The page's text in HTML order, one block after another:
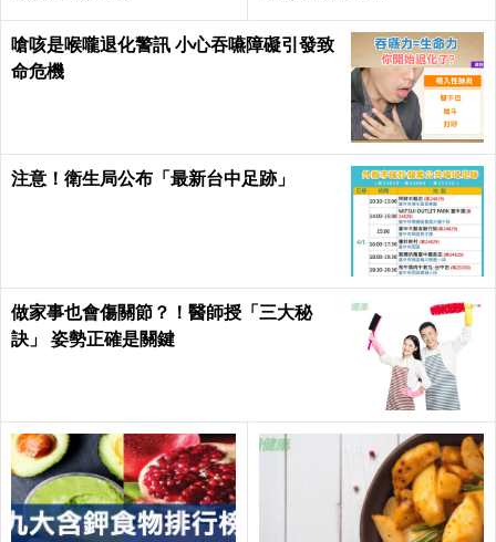
嗆咳是喉嚨退化警訊 小心吞嚥障礙引發致
命危機
注意！衛生局公布「最新台中足跡」
做家事也會傷關節？！醫師授「三大秘
訣」 姿勢正確是關鍵